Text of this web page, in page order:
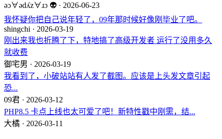
ǝɔ∀ǝdʎz∀ɹɔ 👽 · 2026-06-23
我怀疑你把自己说年轻了，09年那时候好像刚毕业了吧。
shingchi · 2026-03-19
刚出来我也折腾了下，特地搞了高级开发者 运行了没用多久
就收费
御宅男 · 2026-03-19
我看到了，小破站站有人发了截图。应该是上头发文章引起
恐...
09君 · 2026-03-12
PHP8.5 卡点上线也太可爱了吧！新特性戳中刚需，结...
大橘 · 2026-03-11